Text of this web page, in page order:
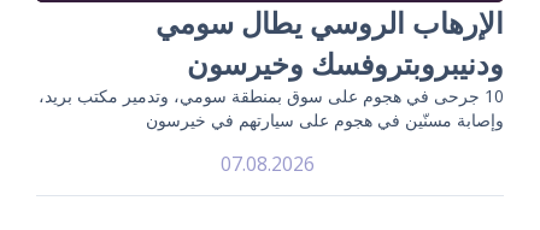
الإرهاب الروسي يطال سومي
ودنيبروبتروفسك وخيرسون
10 جرحى في هجوم على سوق بمنطقة سومي، وتدمير مكتب بريد،
وإصابة مسنّين في هجوم على سيارتهم في خيرسون
07.08.2026